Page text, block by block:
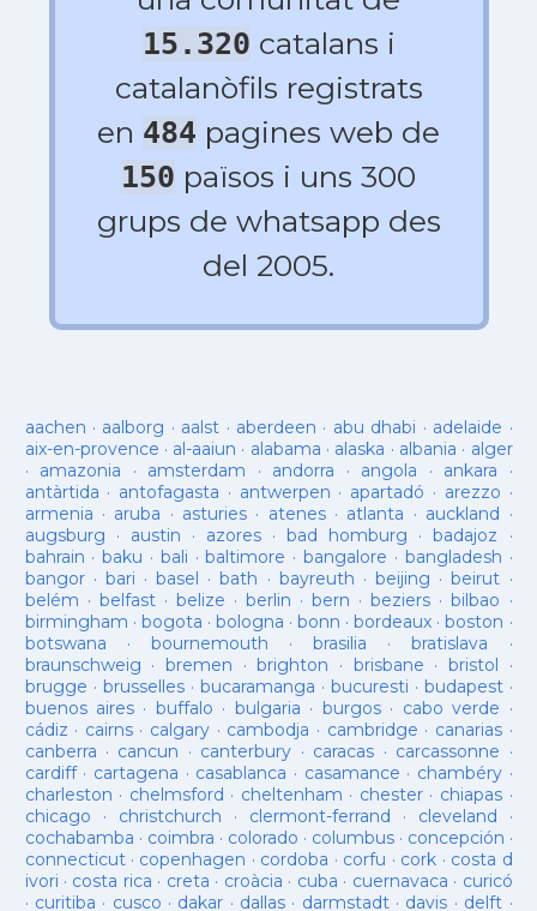
15.320 catalans i
catalanòfils registrats
en 484 pagines web de
150 països i uns 300
grups de whatsapp des
del 2005.
aachen · aalborg · aalst · aberdeen · abu dhabi · adelaide ·
aix-en-provence · al-aaiun · alabama · alaska · albania · alger
· amazonia · amsterdam · andorra · angola · ankara ·
antàrtida · antofagasta · antwerpen · apartadó · arezzo ·
armenia · aruba · asturies· atenes· atlanta · auckland ·
augsburg · austin · azores·bad homburg ·badajoz ·
bahrain ·baku · bali ·baltimore ·bangalore · bangladesh ·
bangor· bari ·basel ·bath · bayreuth ·beijing ·beirut ·
belém · belfast· belize · berlin ·bern ·beziers ·bilbao ·
birmingham · bogota · bologna ·bonn ·bordeaux ·boston ·
botswana · bournemouth ·brasilia ·bratislava ·
braunschweig · bremen ·brighton · brisbane · bristol ·
brugge · brusselles· bucaramanga · bucuresti · budapest·
buenos aires· buffalo · bulgaria · burgos· cabo verde ·
cádiz · cairns· calgary · cambodja · cambridge · canarias·
canberra · cancun · canterbury · caracas · carcassonne ·
cardiff· cartagena · casablanca · casamance · chambéry·
charleston · chelmsford · cheltenham · chester· chiapas ·
chicago · christchurch · clermont-ferrand · cleveland ·
cochabamba · coimbra · colorado · columbus· concepción ·
connecticut· copenhagen · cordoba · corfu · cork · costa d
ivori · costa rica · creta · croàcia · cuba · cuernavaca · curicó
· curitiba · cusco · dakar · dallas · darmstadt· davis · delft ·